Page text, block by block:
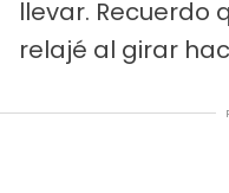
llevar. Recuerdo
relajé al girar